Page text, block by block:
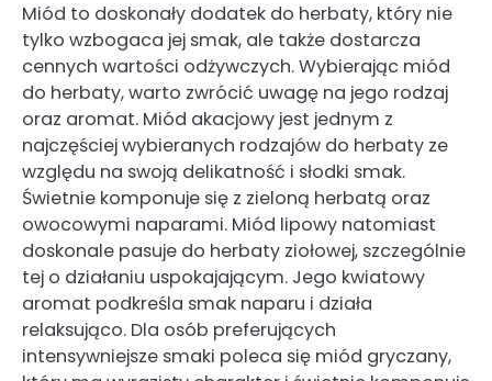
Miód to doskonały dodatek do herbaty, który nie
tylko wzbogaca jej smak, ale także dostarcza
cennych wartości odżywczych. Wybierając miód
do herbaty, warto zwrócić uwagę na jego rodzaj
oraz aromat. Miód akacjowy jest jednym z
najczęściej wybieranych rodzajów do herbaty ze
względu na swoją delikatność i słodki smak.
Świetnie komponuje się z zieloną herbatą oraz
owocowymi naparami. Miód lipowy natomiast
doskonale pasuje do herbaty ziołowej, szczególnie
tej o działaniu uspokajającym. Jego kwiatowy
aromat podkreśla smak naparu i działa
relaksująco. Dla osób preferujących
intensywniejsze smaki poleca się miód gryczany,